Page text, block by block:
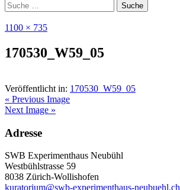
1100 × 735
170530_W59_05
Veröffentlicht in: 170530_W59_05
« Previous Image
Next Image »
Adresse
SWB Experimenthaus Neubühl
Westbühlstrasse 59
8038 Zürich-Wollishofen
kuratorium@swb-experimenthaus-neubuehl.ch